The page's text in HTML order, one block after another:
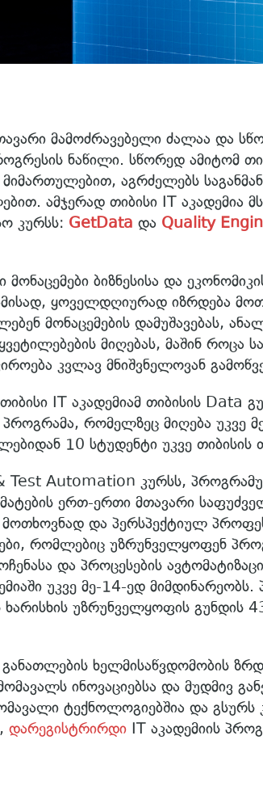
მამოძრავებელი ძალაა და
ნაწილი. სწორედ ამიტომ
მიმართულებით, აგრძელებს
ამჯერად თიბისი IT აკადემია
კურსს: GetData და Quality
ბიზნესისა და
ყოველდღიურად იზრდება
მონაცემების დამუშავებას,
მიღებას, მაშინ როცა
კვლავ მნიშვნელოვან
IT აკადემიამ თიბისის Data
რომელზეც მიღება უკვე
10 სტუდენტი უკვე თიბისის
Test Automation კურსს,
ერთ-ერთი მთავარი
და პერსპექტიულ
რომლებიც უზრუნველყოფენ
და პროცესების
უკვე მე-14-ედ
ხარისხის უზრუნველყოფის გუნდის
ხელმისაწვდომობის
ინოვაციებსა და მუდმივ
ტექნოლოგიებშია და გსურს
დარეგისტრირდი IT აკადემიის